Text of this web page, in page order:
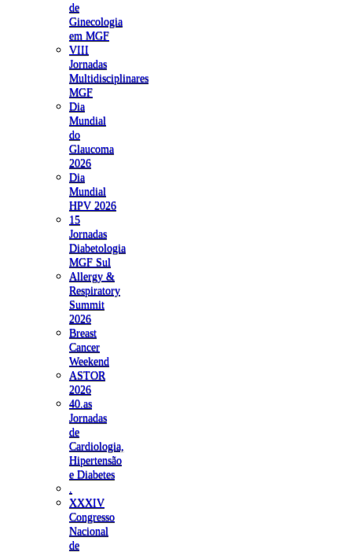
de
Ginecologia
em MGF
VIII
Jornadas
Multidisciplinares
MGF
Dia
Mundial
do
Glaucoma
2026
Dia
Mundial
HPV 2026
15
Jornadas
Diabetologia
MGF Sul
Allergy &
Respiratory
Summit
2026
Breast
Cancer
Weekend
ASTOR
2026
40.as
Jornadas
de
Cardiologia,
Hipertensão
e Diabetes
XXXIV
Congresso
Nacional
de